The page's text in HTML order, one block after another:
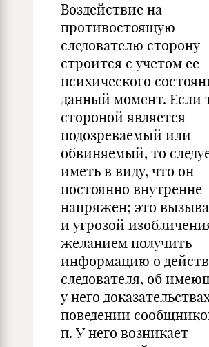
Воздействие на
противостоящую
следователю сторону
строится с учетом ее
психического
данный момент. Если
стороной является
подозреваемый или
обвиняемый, то
иметь в виду, что он
постоянно внутренне
напряжен; это
и угрозой
желанием получить
информацию о
следователя, об
у него
поведении
п. У него возникает